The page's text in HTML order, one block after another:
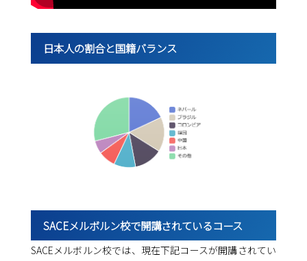
日本人の割合と国籍バランス
SACEメルボルン校で開講されているコース
SACEメルボルン校では、現在下記コースが開講されてい